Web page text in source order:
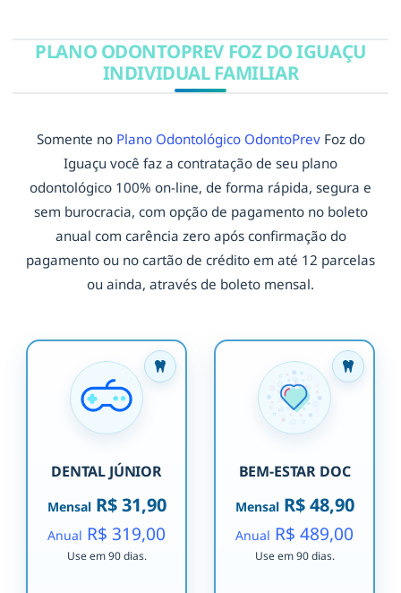
PLANO ODONTOPREV FOZ DO IGUAÇU
INDIVIDUAL FAMILIAR
Somente no Plano Odontológico OdontoPrevFoz do
Iguaçu você faz a contratação de seu plano
odontológico 100% on-line, de forma rápida, segura e
sem burocracia, com opção de pagamento no boleto
anual com carência zero após confirmação do
pagamento ou no cartão de crédito em até 12 parcelas
ou ainda, através de boleto mensal.
DENTAL JÚNIOR
MensalR$ 31,90
Anual R$ 319,00
Use em 90 dias.
BEM-ESTAR DOC
MensalR$ 48,90
Anual R$ 489,00
Use em 90 dias.